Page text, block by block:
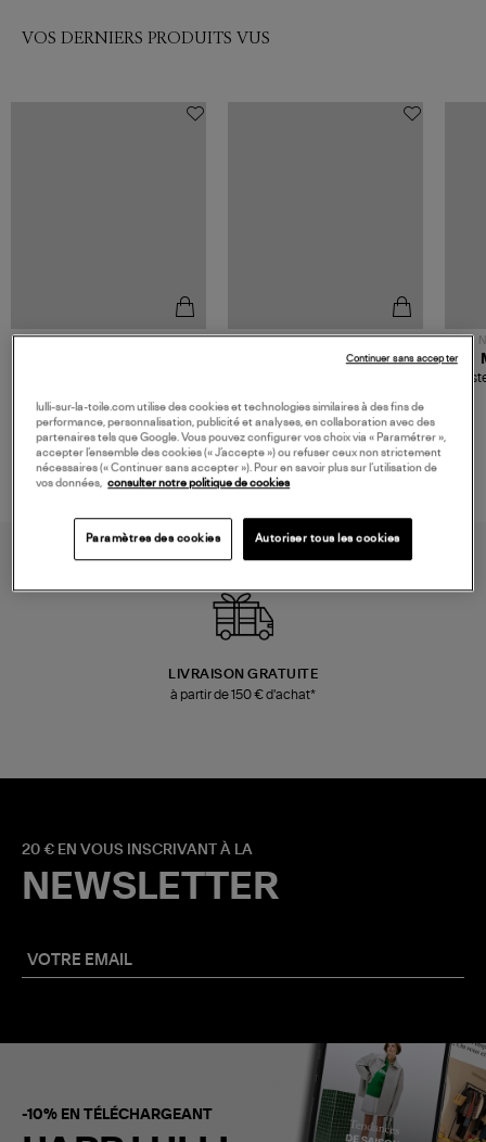
VOS DERNIERS PRODUITS VUS
NOUVELLE COLLECTION
TORAL
LIVRAISON GRATUITE
à partir de 150 € d'achat*
20 € EN VOUS INSCRIVANT À LA
NEWSLETTER
-10% EN TÉLÉCHARGEANT
lulli-sur-la-toile.com utilise des cookies et technologies similaires à des fins de
performance, personnalisation, publicité et analyses, en collaboration avec des
partenaires tels que Google. Vous pouvez configurer vos choix via « Paramétrer »,
accepter l’ensemble des cookies (« J’accepte ») ou refuser ceux non strictement
nécessaires (« Continuer sans accepter »). Pour en savoir plus sur l’utilisation de
vos données, consulter notre politique de cookies
Paramètres des cookies Autoriser tous les cookies
Continuer sans accepter